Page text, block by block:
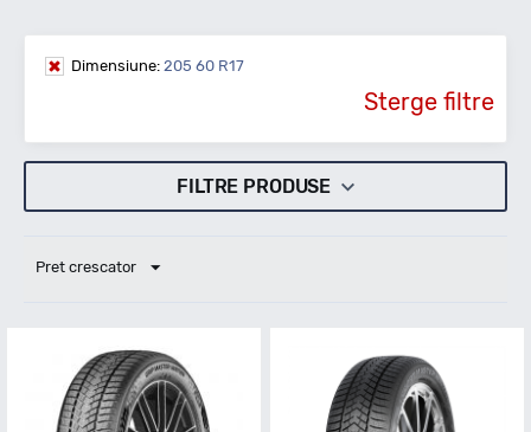
Dimensiune: 205 60 R17
Sterge filtre
FILTRE PRODUSE
Pret crescator